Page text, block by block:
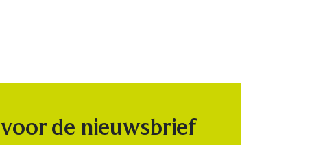
de nieuwsbrief